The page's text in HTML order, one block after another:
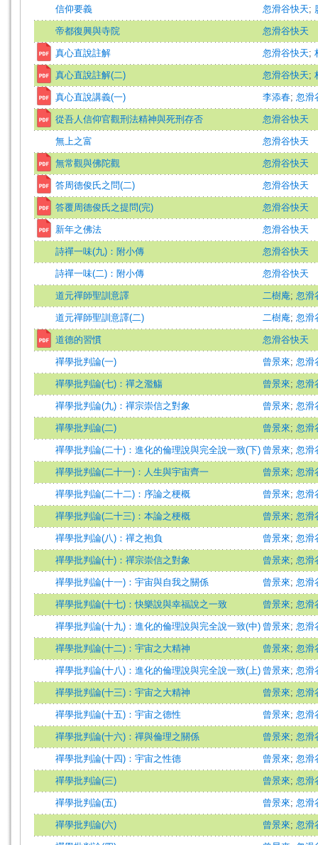
信仰要義 忽滑谷快天;
帝都復興與寺院 忽滑谷快天
真心直說註解 忽滑谷快天;
真心直說註解(二) 忽滑谷快天;
真心直說講義(一) 李添春; 忽滑
從吾人信仰官觀刑法精神與死刑存否 忽滑谷快天
無上之富 忽滑谷快天
無常觀與佛陀觀 忽滑谷快天
答周德俊氏之問(二) 忽滑谷快天
答覆周德俊氏之提問(完) 忽滑谷快天
新年之佛法 忽滑谷快天
詩禪一味(九)：附小傳 忽滑谷快天
詩禪一味(二)：附小傳 忽滑谷快天
道元禪師聖訓意譯 二樹庵; 忽滑
道元禪師聖訓意譯(二) 二樹庵; 忽滑
道德的習慣 忽滑谷快天
禪學批判論(一) 曾景來; 忽滑
禪學批判論(七)：禪之濫觴 曾景來; 忽滑
禪學批判論(九)：禪宗崇信之對象 曾景來; 忽滑
禪學批判論(二) 曾景來; 忽滑
禪學批判論(二十)：進化的倫理說與完全說一致(下) 曾景來; 忽滑
禪學批判論(二十一)：人生與宇宙齊一 曾景來; 忽滑
禪學批判論(二十二)：序論之梗概 曾景來; 忽滑
禪學批判論(二十三)：本論之梗概 曾景來; 忽滑
禪學批判論(八)：禪之抱負 曾景來; 忽滑
禪學批判論(十)：禪宗崇信之對象 曾景來; 忽滑
禪學批判論(十一)：宇宙與自我之關係 曾景來; 忽滑
禪學批判論(十七)：快樂說與幸福說之一致 曾景來; 忽滑
禪學批判論(十九)：進化的倫理說與完全說一致(中) 曾景來; 忽滑
禪學批判論(十二)：宇宙之大精神 曾景來; 忽滑
禪學批判論(十八)：進化的倫理說與完全說一致(上) 曾景來; 忽滑
禪學批判論(十三)：宇宙之大精神 曾景來; 忽滑
禪學批判論(十五)：宇宙之德性 曾景來; 忽滑
禪學批判論(十六)：禪與倫理之關係 曾景來; 忽滑
禪學批判論(十四)：宇宙之性德 曾景來; 忽滑
禪學批判論(三) 曾景來; 忽滑
禪學批判論(五) 曾景來; 忽滑
禪學批判論(六) 曾景來; 忽滑